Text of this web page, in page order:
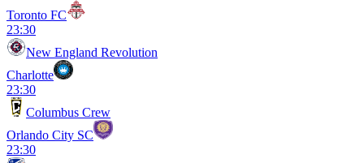
Toronto FC
23:30
New England Revolution
Charlotte
23:30
Columbus Crew
Orlando City SC
23:30